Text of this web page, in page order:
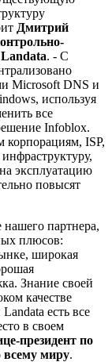
Дмитрий
Landata. - С
Microsoft DNS и
используя
все
Infoblox.
ISP,
эксплуатацию
повысят
партнера,
плюсов:
широкая
Знание своей
качестве
есть все
в своем
президент по
всему миру.